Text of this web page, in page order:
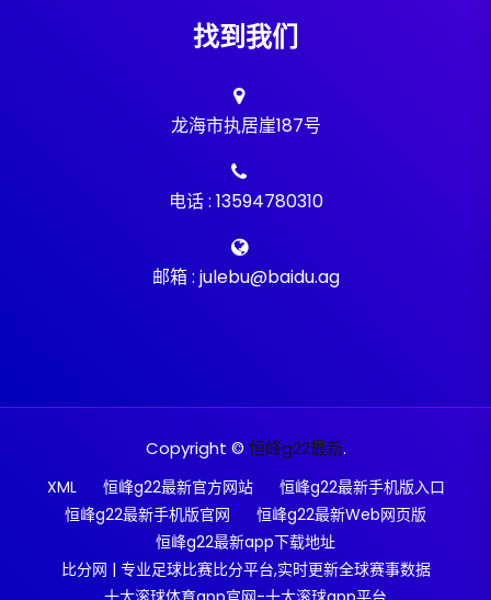
找到我们
龙海市执居崖187号
电话 : 13594780310
邮箱 : julebu@baidu.ag
Copyright © 恒峰g22最新.
XML 恒峰g22最新官方网站
恒峰g22最新手机版入口
恒峰g22最新手机版官网
恒峰g22最新Web网页版
恒峰g22最新app下载地址
比分网 | 专业足球比赛比分平台,实时更新全球赛事数据